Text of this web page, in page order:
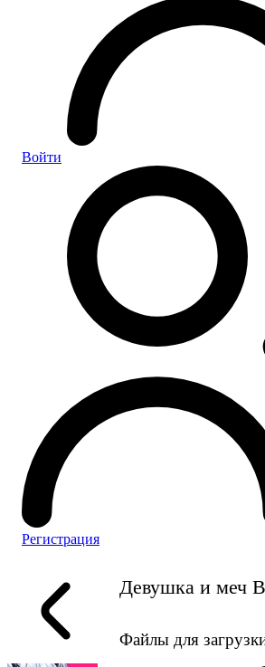
Войти
Регистрация
Девушка и меч
Файлы для